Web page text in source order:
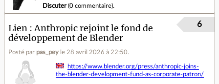
Discuter(0 commentaire).
Lien
Anthropic rejoint le fond de
développement de Blender
Posté par pas_pey le 28 avril 2026 à 22:50.
6
https://www.blender.org/press/anthropic-joins-
the-blender-development-fund-as-corporate-patron/